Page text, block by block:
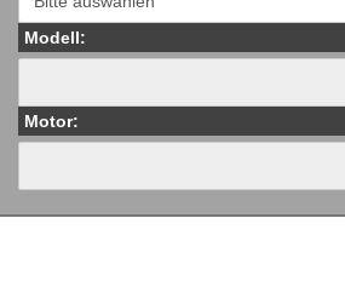
Modell:
Motor: